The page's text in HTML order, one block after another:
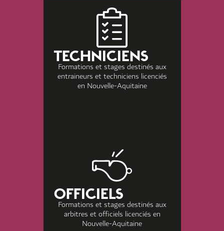
TECHNICIENS
Formations et stages destinés aux
entraineurs et techniciens licenciés
en Nouvelle-Aquitaine
OFFICIELS
Formations et stages destinés aux
arbitres et officiels licenciés en
Nouvelle-Aquitaine